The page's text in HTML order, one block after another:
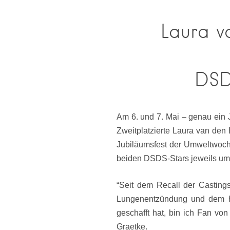
Laura
Am 6. und 7. Mai – genau ein
Zweitplatzierte Laura van den
Jubiläumsfest der
beiden DSDS-Stars jeweils
“Seit dem Recall der
Lungenentzündung und
geschafft hat, bin ich Fan
Graetke.